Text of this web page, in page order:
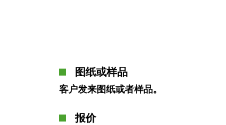
图纸或样品
客户发来图纸或者样品。
报价